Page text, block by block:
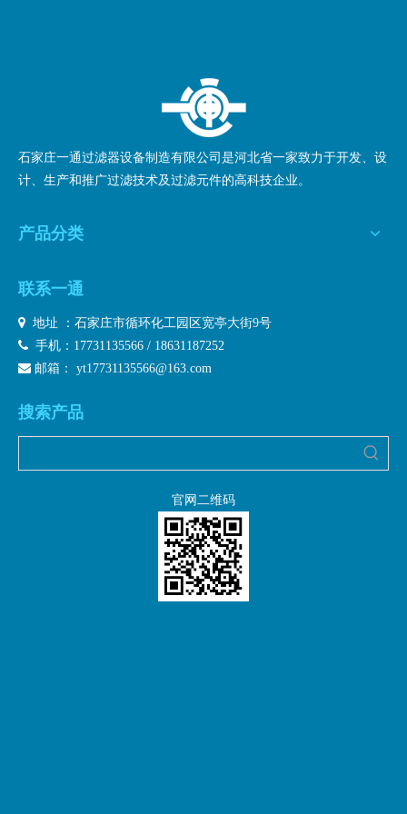
石家庄一通过滤器设备制造有限公司是河北省一家致力于开发、设
计、生产和推广过滤技术及过滤元件的高科技企业。
产品分类
联系一通
 地址 ：石家庄市循环化工园区宽亭大街9号
 手机：17731135566 / 18631187252
 邮箱： yt17731135566@163.com
搜索产品
官网二维码